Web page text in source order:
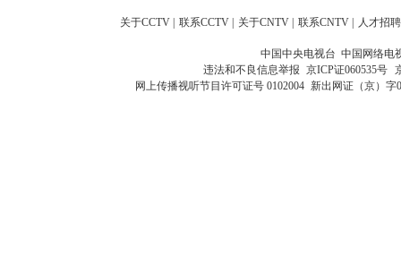
关于CCTV 联系CCTV 关于CNTV 联系CNTV 人才招聘
中国中央电视台 中国网络电
违法和不良信息举报 京ICP证060535号
网上传播视听节目许可证号 0102004 新出网证（京）